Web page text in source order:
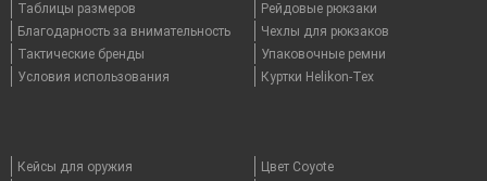
Таблицы размеров
Благодарность за внимательность
Тактические бренды
Условия использования
Рейдовые рюкзаки
Чехлы для рюкзаков
Упаковочные ремни
Куртки Helikon-Tex
Кейсы для оружия
Цвет Coyote